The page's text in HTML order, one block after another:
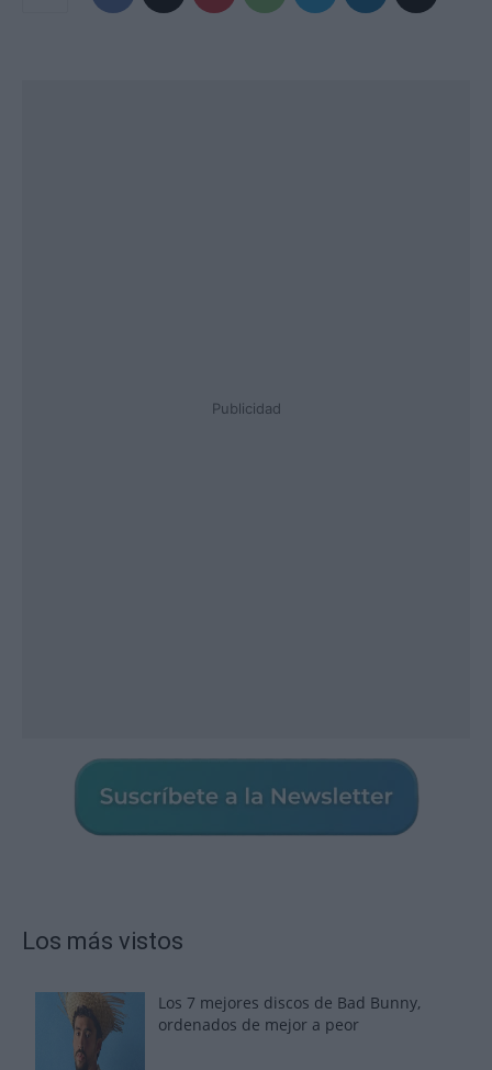
Publicidad
Los más vistos
Los 7 mejores discos de Bad Bunny,
ordenados de mejor a peor